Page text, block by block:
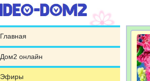
Главная
Дом2 онлайн
Эфиры